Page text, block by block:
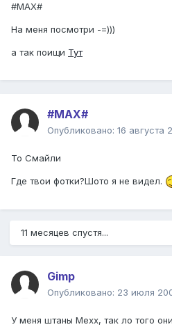
#MAX#
На меня посмотри -=)))
а так поищи Тут
#MAX#
Опубликовано: 16 августа
To Смайли
Где твои фотки?Шото я не видел.
11 месяцев спустя...
Gimp
Опубликовано: 23 июля
У меня штаны Mexx, так ло того